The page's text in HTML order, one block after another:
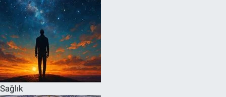
Sağlık